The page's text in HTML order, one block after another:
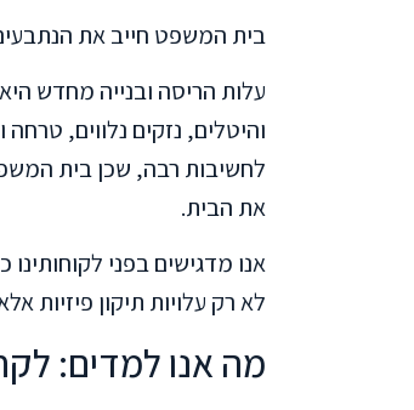
בית המשפט חייב את הנתבעים בסכום של 2,737,062
עלות הריסה ובנייה מחדש
והיטלים, נזקים נלווים,
לחשיבות רבה, שכן בית
את הבית.
אנו מדגישים בפני לקוחותינו
לא רק עלויות תיקון פיזיות
מה אנו למדים: